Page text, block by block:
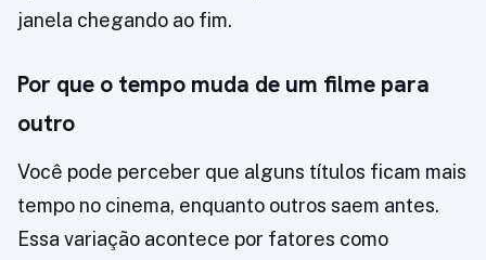
janela chegando ao fim.
Por que o tempo muda de um filme para
outro
Você pode perceber que alguns títulos ficam mais
tempo no cinema, enquanto outros saem antes.
Essa variação acontece por fatores como